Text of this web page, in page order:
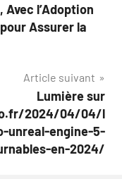
l’Adoption
Assurer la
Article suivant
Lumière sur
2024/04/04/l
unreal-engine-5-
en-2024/